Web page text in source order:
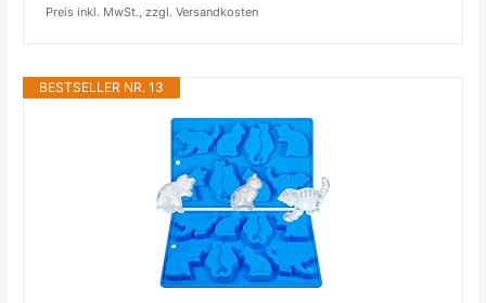
Preis inkl. MwSt., zzgl. Versandkosten
BESTSELLER NR. 13